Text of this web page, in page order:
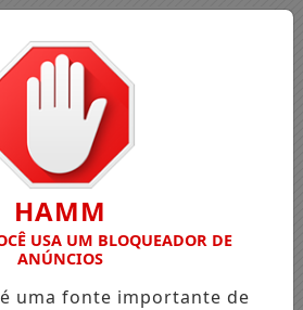
HAMM
USA UM BLOQUEADOR DE
ANÚNCIOS
uma fonte importante de